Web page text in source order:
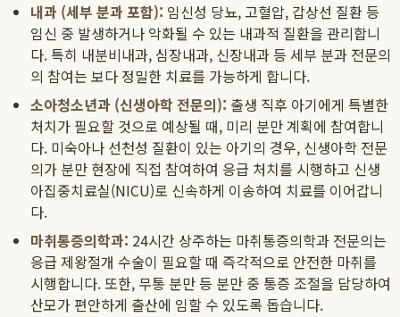
내과 (세부 분과 포함): 임신성 당뇨, 고혈압, 갑상선 질환 등
임신 중 발생하거나 악화될 수 있는 내과적 질환을 관리합니
다. 특히 내분비내과, 심장내과, 신장내과 등 세부 분과 전문의
의 참여는 보다 정밀한 치료를 가능하게 합니다.
소아청소년과 (신생아학 전문의): 출생 직후 아기에게 특별한
처치가 필요할 것으로 예상될 때, 미리 분만 계획에 참여합니
다. 미숙아나 선천성 질환이 있는 아기의 경우, 신생아학 전문
의가 분만 현장에 직접 참여하여 응급 처치를 시행하고 신생
아집중치료실(NICU)로 신속하게 이송하여 치료를 이어갑니
다.
마취통증의학과: 24시간 상주하는 마취통증의학과 전문의는
응급 제왕절개 수술이 필요할 때 즉각적으로 안전한 마취를
시행합니다. 또한, 무통 분만 등 분만 중 통증 조절을 담당하여
산모가 편안하게 출산에 임할 수 있도록 돕습니다.